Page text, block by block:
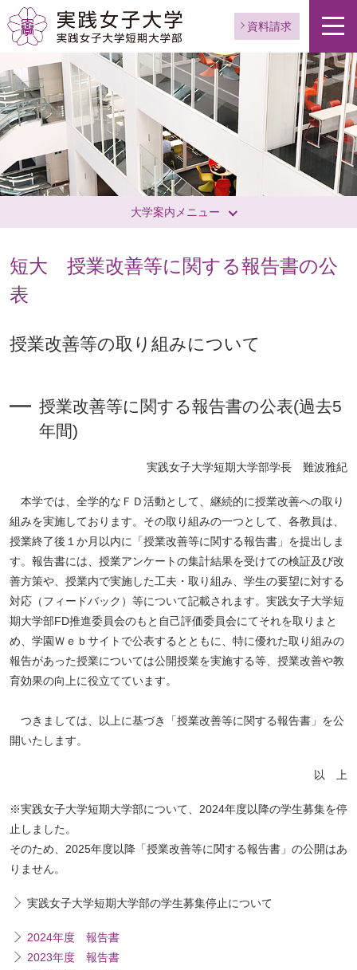
資料請求
大学案内メニュー
短大 授業改善等に関する報告書の公
表
授業改善等の取り組みについて
授業改善等に関する報告書の公表(過去5
年間)
実践女子大学短期大学部学長 難波雅紀
本学では、全学的なＦＤ活動として、継続的に授業改善への取り
組みを実施しております。その取り組みの一つとして、各教員は、
授業終了後１か月以内に「授業改善等に関する報告書」を提出しま
す。報告書には、授業アンケートの集計結果を受けての検証及び改
善方策や、授業内で実施した工夫・取り組み、学生の要望に対する
対応（フィードバック）等について記載されます。実践女子大学短
期大学部FD推進委員会のもと自己評価委員会にてそれを取りまと
め、学園Ｗｅｂサイトで公表するとともに、特に優れた取り組みの
報告があった授業については公開授業を実施する等、授業改善や教
育効果の向上に役立てています。
つきましては、以上に基づき「授業改善等に関する報告書」を公
開いたします。
以 上
※実践女子大学短期大学部について、2024年度以降の学生募集を停
止しました。
そのため、2025年度以降「授業改善等に関する報告書」の公開はあ
りません。
実践女子大学短期大学部の学生募集停止について
2024年度 報告書
2023年度 報告書
ペ
ー
ジ
ト
プ
へ